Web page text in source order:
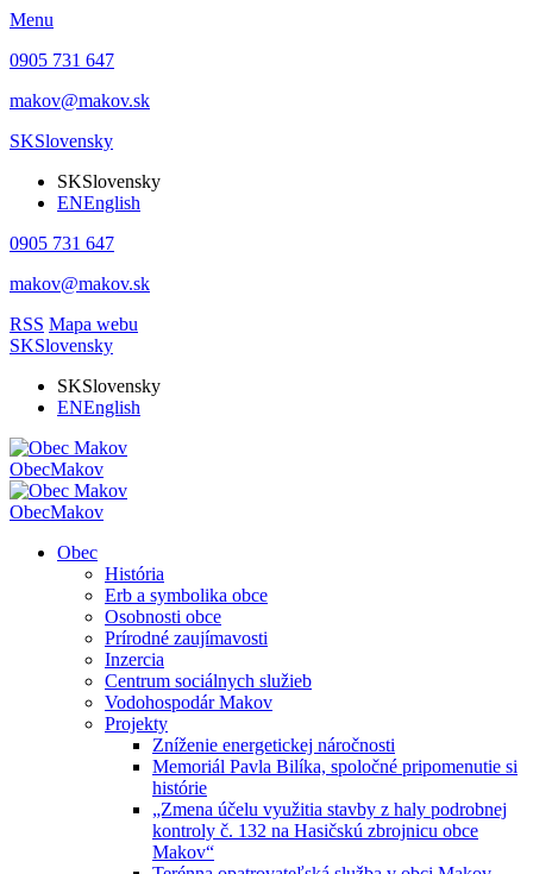
Menu
0905 731 647
makov@makov.sk
SKSlovensky
SKSlovensky
ENEnglish
0905 731 647
makov@makov.sk
RSS Mapa webu
SKSlovensky
SKSlovensky
ENEnglish
ObecMakov
ObecMakov
Obec
História
Erb a symbolika obce
Osobnosti obce
Prírodné zaujímavosti
Inzercia
Centrum sociálnych služieb
Vodohospodár Makov
Projekty
Zníženie energetickej náročnosti
Memoriál Pavla Bilíka, spoločné pripomenutie si
histórie
„Zmena účelu využitia stavby z haly podrobnej
kontroly č. 132 na Hasičskú zbrojnicu obce
Makov“